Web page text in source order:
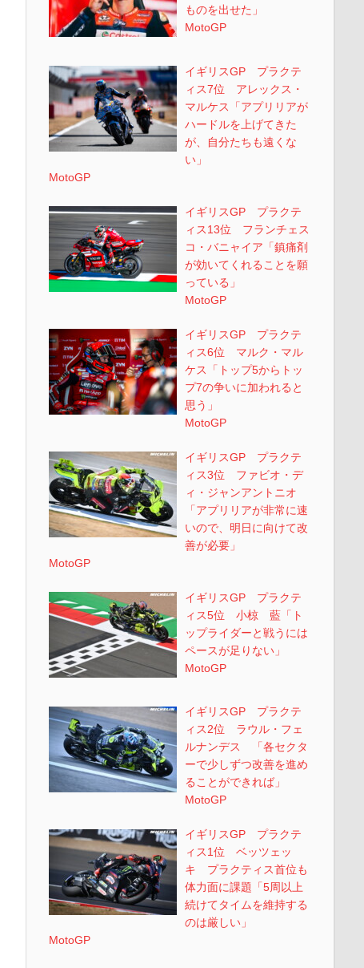
ものを出せた」
MotoGP
イギリスGP プラクテ
ィス7位 アレックス・
マルケス「アプリリアが
ハードルを上げてきた
が、自分たちも遠くな
い」
MotoGP
イギリスGP プラクテ
ィス13位 フランチェス
コ・バニャイア「鎮痛剤
が効いてくれることを願
っている」
MotoGP
イギリスGP プラクテ
ィス6位 マルク・マル
ケス「トップ5からトッ
プ7の争いに加われると
思う」
MotoGP
イギリスGP プラクテ
ィス3位 ファビオ・デ
ィ・ジャンアントニオ
「アプリリアが非常に速
いので、明日に向けて改
善が必要」
MotoGP
イギリスGP プラクテ
ィス5位 小椋 藍「ト
ップライダーと戦うには
ペースが足りない」
MotoGP
イギリスGP プラクテ
ィス2位 ラウル・フェ
ルナンデス 「各セクタ
ーで少しずつ改善を進め
ることができれば」
MotoGP
イギリスGP プラクテ
ィス1位 ベッツェッ
キ プラクティス首位も
体力面に課題「5周以上
続けてタイムを維持する
のは厳しい」
MotoGP